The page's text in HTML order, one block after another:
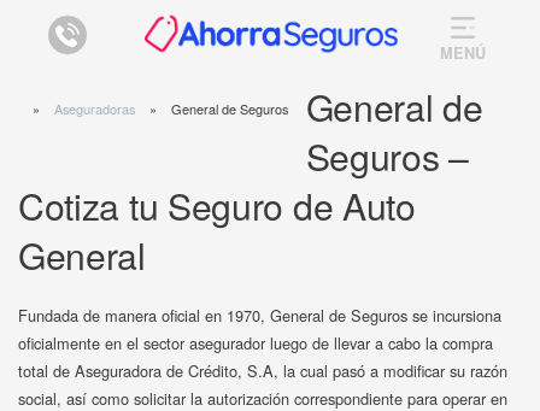
MENÚ
Aseguradoras General de Seguros
General de
Seguros –
Cotiza tu Seguro de Auto
General
Fundada de manera oficial en 1970, General de Seguros se incursiona
oficialmente en el sector asegurador luego de llevar a cabo la compra
total de Aseguradora de Crédito, S.A, la cual pasó a modificar su razón
social, así como solicitar la autorización correspondiente para operar en